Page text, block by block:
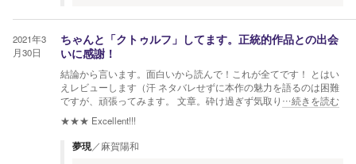
2021年3
月30日
ちゃんと「クトゥルフ」してます。正統的作品との出会
いに感謝！
結論から言います。面白いから読んで！これが全てです！ とはい
えレビューします（汗 ネタバレせずに本作の魅力を語るのは困難
ですが、頑張ってみます。 文章。砕け過ぎず気取り …続きを読む
★★★ Excellent!!!
夢現／麻賀陽和